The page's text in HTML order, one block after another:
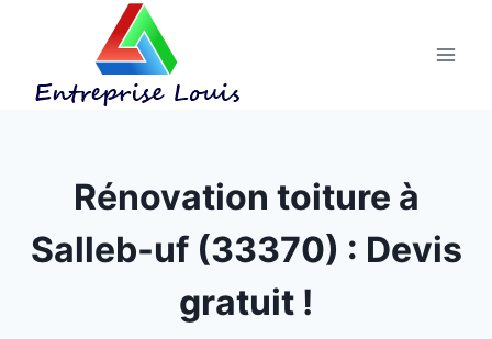
Rénovation toiture à
Salleb-uf (33370) : Devis
gratuit !